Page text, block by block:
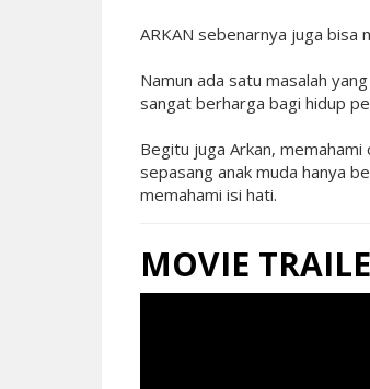
ARKAN sebenarnya juga bisa
Namun ada satu masalah
sangat berharga bagi hidup
Begitu juga Arkan,
sepasang anak muda hanya
memahami isi hati.
MOVIE